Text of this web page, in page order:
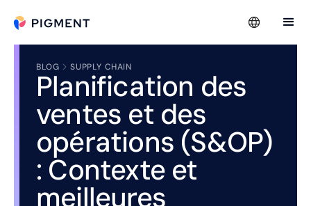
BLOG SUPPLY CHAIN
Planification des
ventes et des
opérations (S&OP)
: Contexte et
meilleures